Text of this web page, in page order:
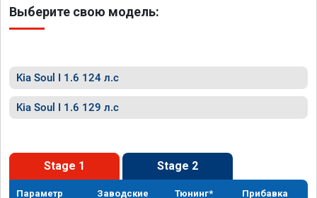
Выберите свою модель:
Kia Soul I 1.6 124 л.с
Kia Soul I 1.6 129 л.с
Stage 1 Stage 2
Параметр Заводские Тюнинг* Прибавка